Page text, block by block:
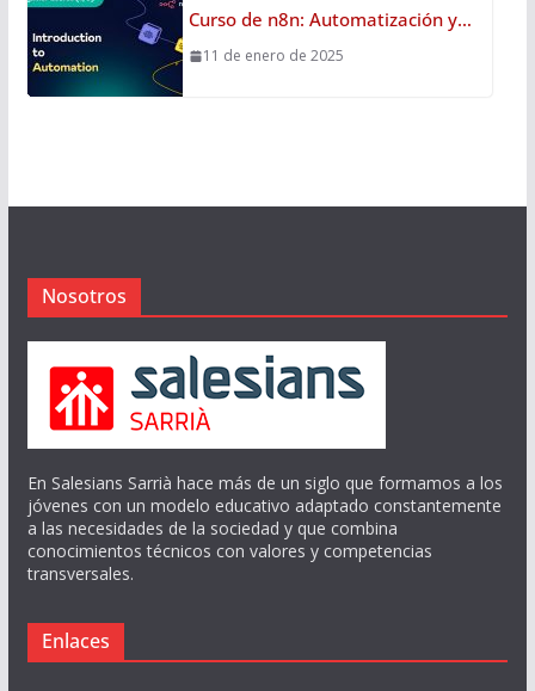
Curso de n8n: Automatización y…
11 de enero de 2025
Nosotros
En Salesians Sarrià hace más de un siglo que formamos a los
jóvenes con un modelo educativo adaptado constantemente
a las necesidades de la sociedad y que combina
conocimientos técnicos con valores y competencias
transversales.
Enlaces